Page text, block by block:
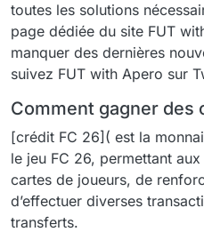
toutes les solutions
page dédiée du site FUT
manquer des dernières
suivez FUT with Apero sur
Comment gagner des
[crédit FC 26]( est la
le jeu FC 26, permettant
cartes de joueurs, de
d’effectuer diverses
transferts.